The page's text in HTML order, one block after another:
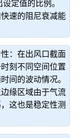
定值的比例。
速的阻尼衰减能
：在出风口截面
刻不同空间位置
间的波动情况。
缘区域由于气流
这也是稳定性测